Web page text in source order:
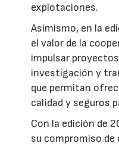
explotaciones.
Asimismo, en la
el valor de la
impulsar
investigación y
que permitan
calidad y seguros
Con la edición de
su compromiso de